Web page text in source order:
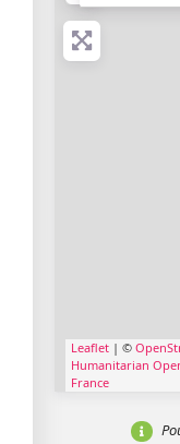
Leaflet | ©
Humanitarian
France